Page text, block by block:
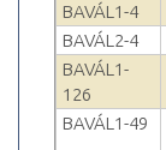
BAVÁL1-4
BAVÁL2-4
BAVÁL1-
126
BAVÁL1-49